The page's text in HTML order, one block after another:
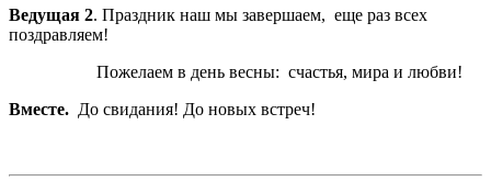
Ведущая 2. Праздник наш мы завершаем, еще раз всех
поздравляем!
Пожелаем в день весны: счастья, мира и любви!
Вместе. До свидания! До новых встреч!